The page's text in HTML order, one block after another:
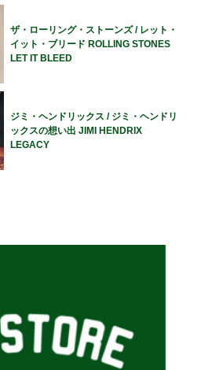
ザ・ローリング・ストーンズ / レット・
イット・ブリード ROLLING STONES
LET IT BLEED
ジミ・ヘンドリックス / ジミ・ヘンドリ
ックスの想い出 JIMI HENDRIX
LEGACY